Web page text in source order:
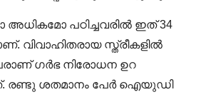
പഠിച്ചവരിൽ ഇത് 34
വിവാഹിതരായ സ്ത്രീകളിൽ
ഗർഭ നിരോധന ഉറ
രണ്ടു ശതമാനം പേർ ഐയുഡി